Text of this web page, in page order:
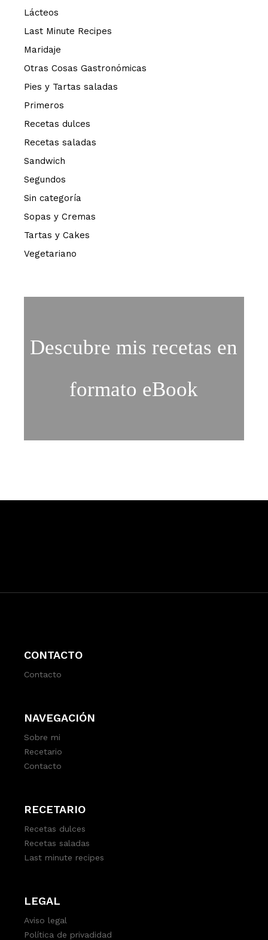
Lácteos
Last Minute Recipes
Maridaje
Otras Cosas Gastronómicas
Pies y Tartas saladas
Primeros
Recetas dulces
Recetas saladas
Sandwich
Segundos
Sin categoría
Sopas y Cremas
Tartas y Cakes
Vegetariano
Descubre mis recetas en
formato eBook
CONTACTO
Contacto
NAVEGACIÓN
Sobre mi
Recetario
Contacto
RECETARIO
Recetas dulces
Recetas saladas
Last minute recipes
LEGAL
Aviso legal
Política de privadidad